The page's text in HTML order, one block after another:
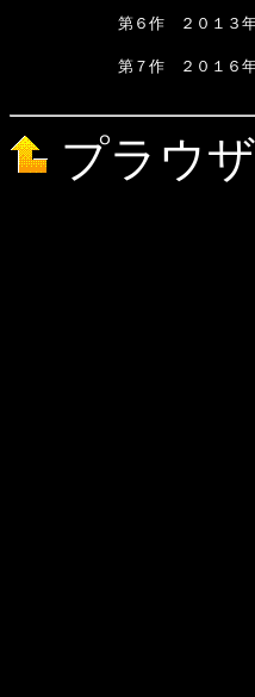
第６作　２０１３年
第７作　２０１６年　
プラウ